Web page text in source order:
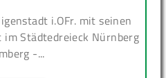
i.OFr. mit seinen
Städtedreieck Nürnberg
-...